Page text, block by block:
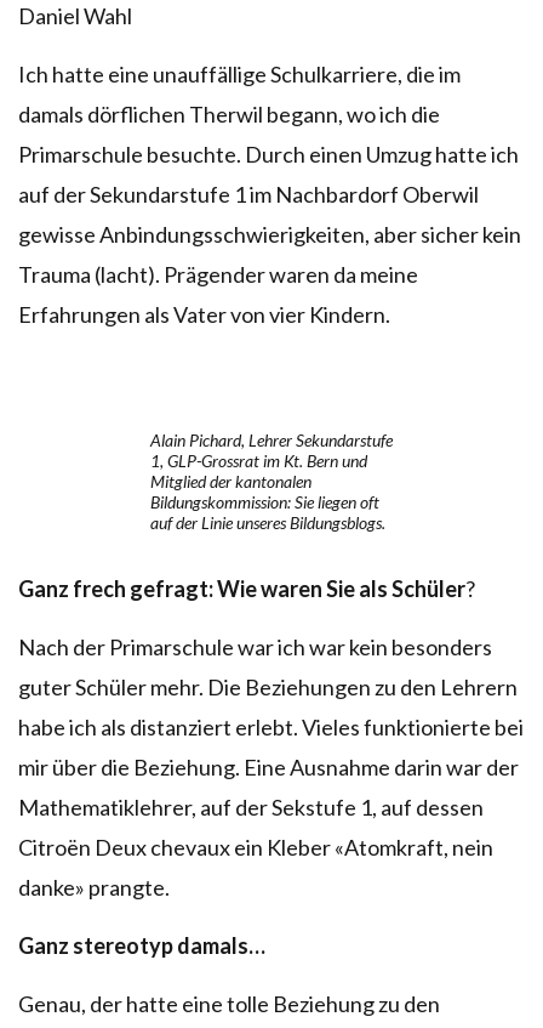
Daniel Wahl
Ich hatte eine unauffällige Schulkarriere, die im
damals dörflichen Therwil begann, wo ich die
Primarschule besuchte. Durch einen Umzug hatte ich
auf der Sekundarstufe 1 im Nachbardorf Oberwil
gewisse Anbindungsschwierigkeiten, aber sicher kein
Trauma (lacht). Prägender waren da meine
Erfahrungen als Vater von vier Kindern.
Alain Pichard, Lehrer Sekundarstufe
1, GLP-Grossrat im Kt. Bern und
Mitglied der kantonalen
Bildungskommission: Sie liegen oft
auf der Linie unseres Bildungsblogs.
Ganz frech gefragt: Wie waren Sie als Schüler?
Nach der Primarschule war ich war kein besonders
guter Schüler mehr. Die Beziehungen zu den Lehrern
habe ich als distanziert erlebt. Vieles funktionierte bei
mir über die Beziehung. Eine Ausnahme darin war der
Mathematiklehrer, auf der Sekstufe 1, auf dessen
Citroën Deux chevaux ein Kleber «Atomkraft, nein
danke» prangte.
Ganz stereotyp damals…
Genau, der hatte eine tolle Beziehung zu den